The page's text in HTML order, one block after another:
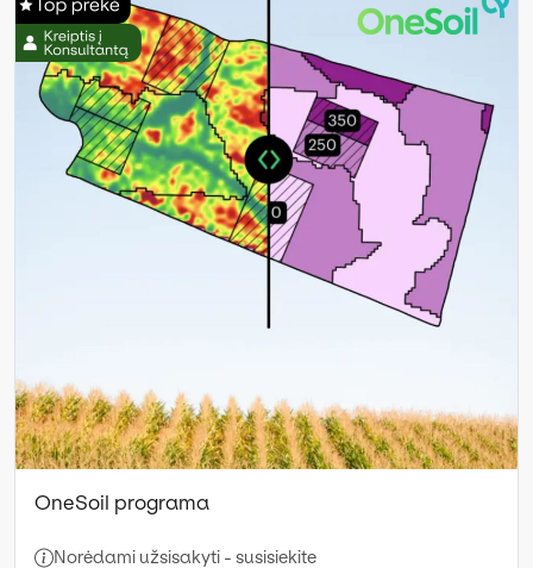
OneSoil programa
Norėdami užsisakyti - susisiekite